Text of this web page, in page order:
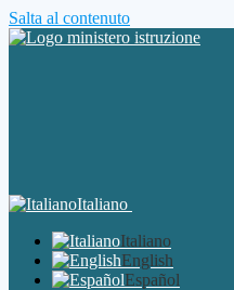
Salta al contenuto
Italiano
Italiano
English
Español